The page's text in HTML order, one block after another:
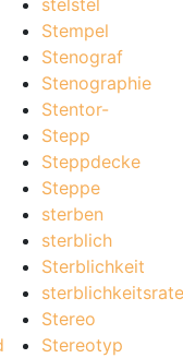
Stempel
Stenograf
Stenographie
Stentor-
Stepp
Steppdecke
Steppe
sterben
sterblich
Sterblichkeit
sterblichkeitsrate
Stereo
Stereotyp